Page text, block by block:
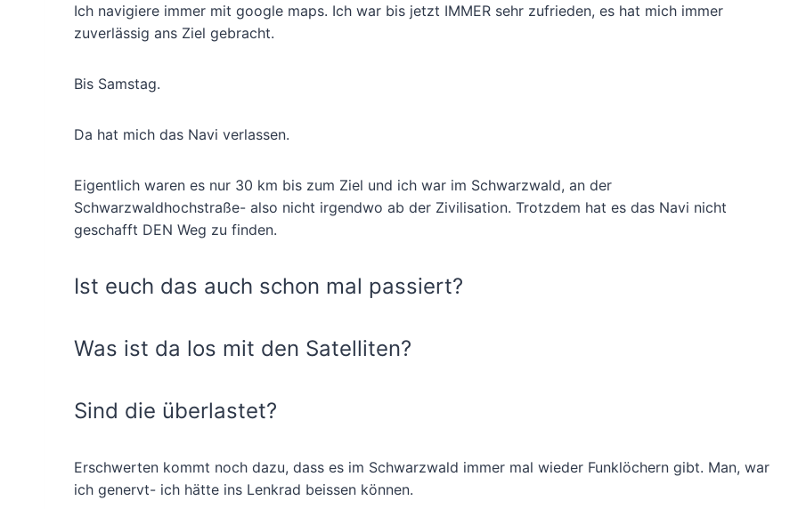
Ich navigiere immer mit google maps. Ich war bis jetzt IMMER sehr zufrieden, es hat mich immer
zuverlässig ans Ziel gebracht.
Bis Samstag.
Da hat mich das Navi verlassen.
Eigentlich waren es nur 30 km bis zum Ziel und ich war im Schwarzwald, an der
Schwarzwaldhochstraße- also nicht irgendwo ab der Zivilisation. Trotzdem hat es das Navi nicht
geschafft DEN Weg zu finden.
Ist euch das auch schon mal passiert?
Was ist da los mit den Satelliten?
Sind die überlastet?
Erschwerten kommt noch dazu, dass es im Schwarzwald immer mal wieder Funklöchern gibt. Man, war
ich genervt- ich hätte ins Lenkrad beissen können.